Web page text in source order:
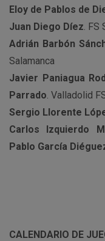
Eloy de Pablos de
Juan Diego Díez. FS
Adrián Barbón
Salamanca
Javier Paniagua
Parrado. Valladolid
Sergio Llorente
Carlos Izquierdo
Pablo García
CALENDARIO DE